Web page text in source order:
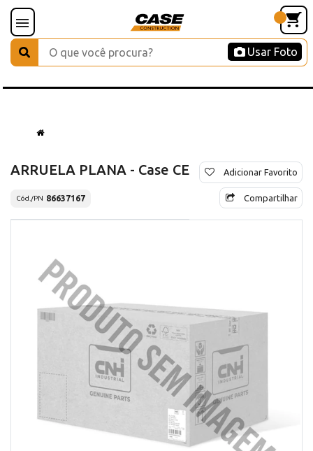
Usar Foto
ARRUELA PLANA - Case CE
Cód./PN 86637167
Adicionar Favorito
Compartilhar